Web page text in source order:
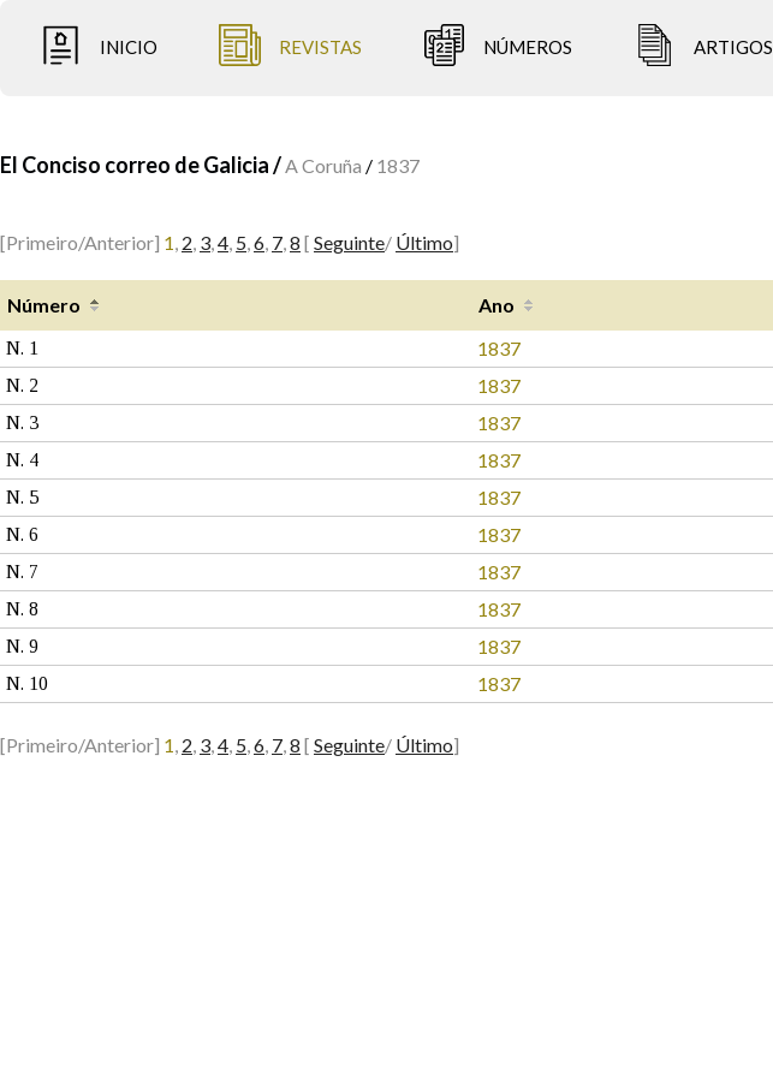
INICIO REVISTAS NÚMEROS ARTIGOS
El Conciso correo de Galicia /A Coruña / 1837
[Primeiro/Anterior] 1, 2, 3,4, 5,6, 7,8 [ Seguinte/ Último]
Número Ano
N. 1 1837
N. 2 1837
N. 3 1837
N. 4 1837
N. 5 1837
N. 6 1837
N. 7 1837
N. 8 1837
N. 9 1837
N. 10 1837
[Primeiro/Anterior] 1, 2, 3,4, 5,6, 7,8 [ Seguinte/ Último]